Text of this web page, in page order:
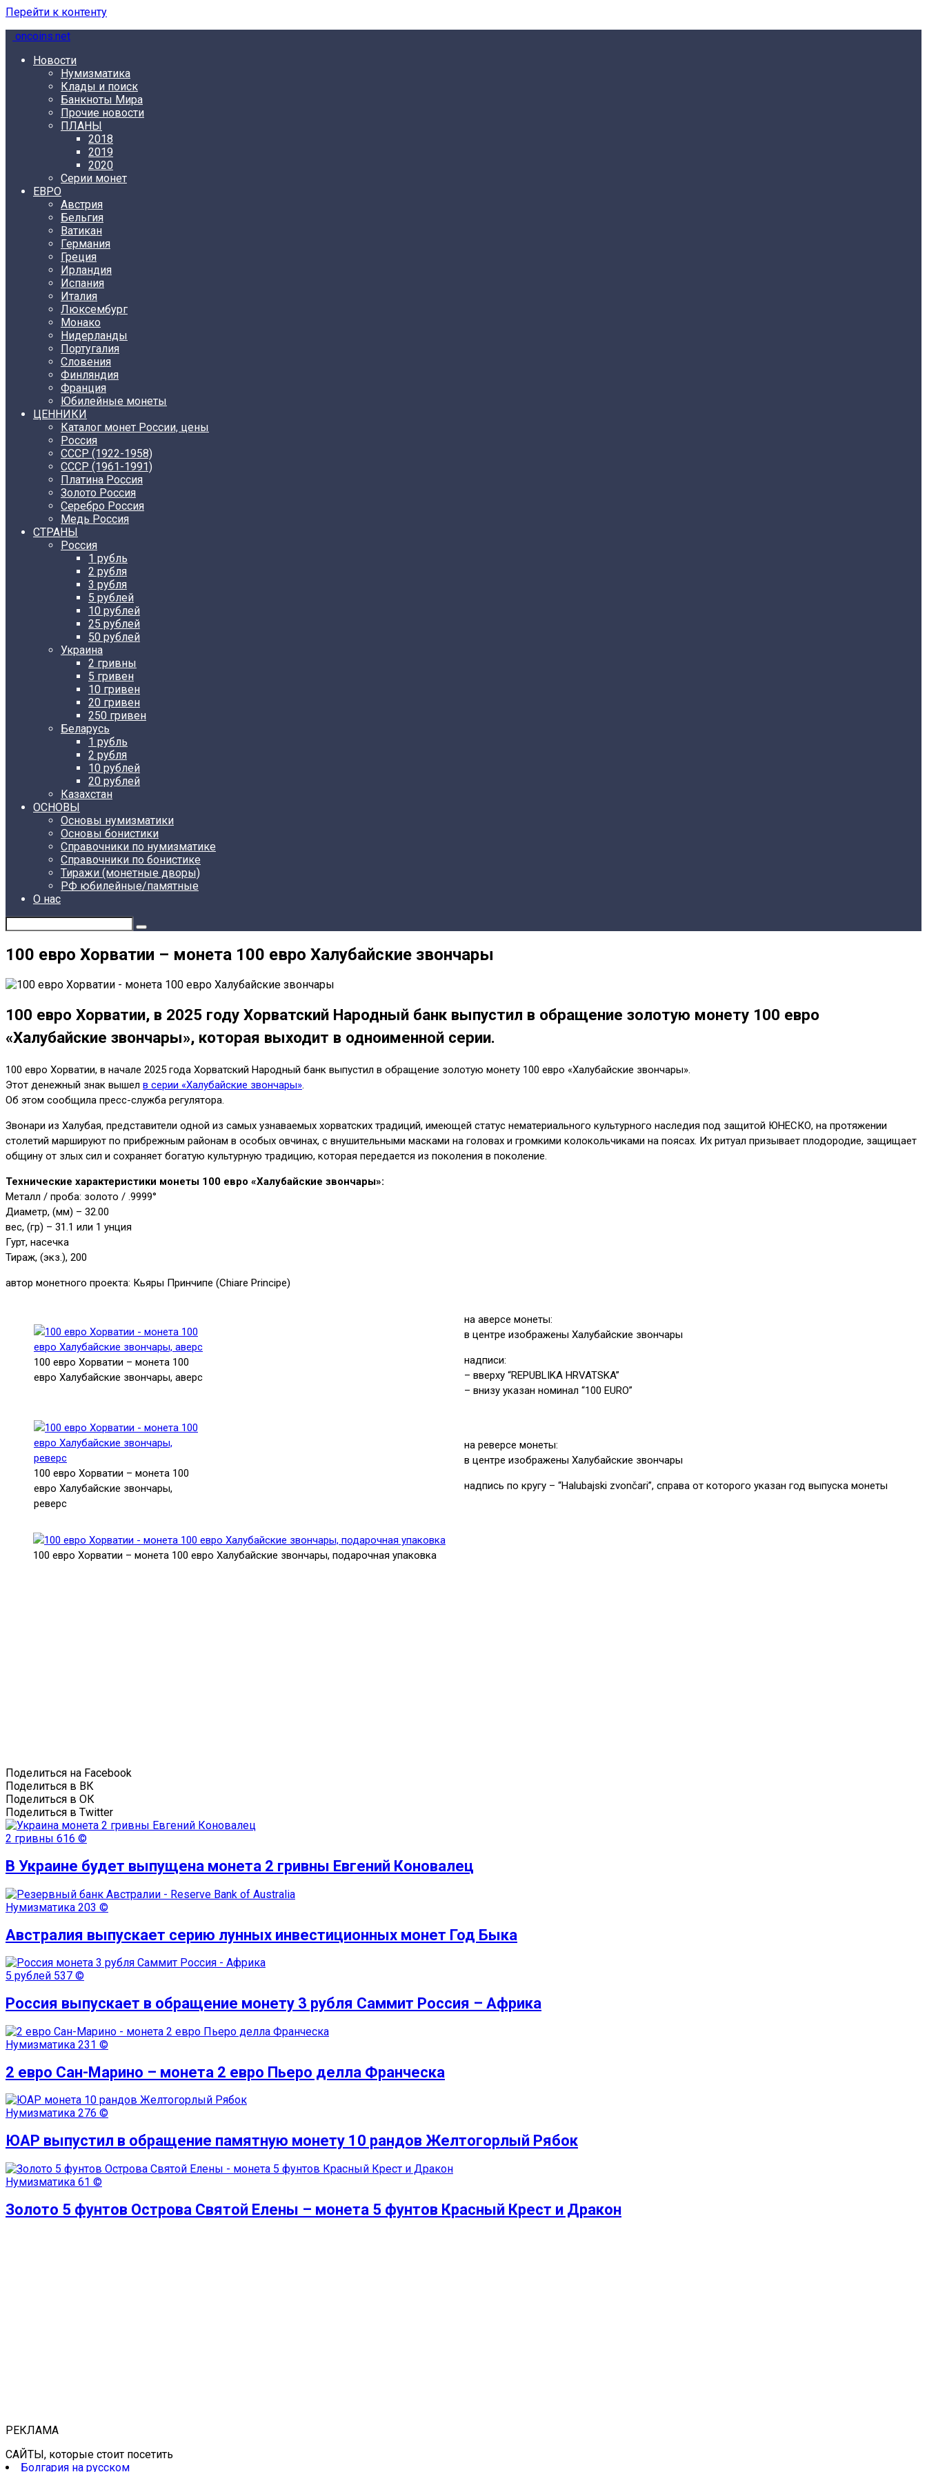
Перейти к контенту
oncoins.net
Новости
Нумизматика
Клады и поиск
Банкноты Мира
Прочие новости
ПЛАНЫ
2018
2019
2020
Серии монет
ЕВРО
Австрия
Бельгия
Ватикан
Германия
Греция
Ирландия
Испания
Италия
Люксембург
Монако
Нидерланды
Португалия
Словения
Финляндия
Франция
Юбилейные монеты
ЦЕННИКИ
Каталог монет России, цены
Россия
СССР (1922-1958)
CCCР (1961-1991)
Платина Россия
Золото Россия
Серебро Россия
Медь Россия
СТРАНЫ
Россия
1 рубль
2 рубля
3 рубля
5 рублей
10 рублей
25 рублей
50 рублей
Украина
2 гривны
5 гривен
10 гривен
20 гривен
250 гривен
Беларусь
1 рубль
2 рубля
10 рублей
20 рублей
Казахстан
ОСНОВЫ
Основы нумизматики
Основы бонистики
Справочники по нумизматике
Справочники по бонистике
Тиражи (монетные дворы)
РФ юбилейные/памятные
О нас
100 евро Хорватии – монета 100 евро Халубайские звончары
100 евро Хорватии, в 2025 году Хорватский Народный банк выпустил в обращение золотую монету 100 евро
«Халубайские звончары», которая выходит в одноименной серии.
100 евро Хорватии, в начале 2025 года Хорватский Народный банк выпустил в обращение золотую монету 100 евро «Халубайские звончары».
Этот денежный знак вышел в серии «Халубайские звончары».
Об этом сообщила пресс-служба регулятора.
Звонари из Халубая, представители одной из самых узнаваемых хорватских традиций, имеющей статус нематериального культурного наследия под защитой ЮНЕСКО, на протяжении
столетий маршируют по прибрежным районам в особых овчинах, с внушительными масками на головах и громкими колокольчиками на поясах. Их ритуал призывает плодородие, защищает
общину от злых сил и сохраняет богатую культурную традицию, которая передается из поколения в поколение.
Технические характеристики монеты 100 евро «Халубайские звончары»:
Металл / проба: золото / .9999°
Диаметр, (мм) – 32.00
вес, (гр) – 31.1 или 1 унция
Гурт, насечка
Тираж, (экз.), 200
автор монетного проекта: Кьяры Принчипе (Chiare Principe)
100 евро Хорватии – монета 100
евро Халубайские звончары, аверс
на аверсе монеты:
в центре изображены Халубайские звончары
надписи:
– вверху “REPUBLIKA HRVATSKA”
– внизу указан номинал “100 EURO”
100 евро Хорватии – монета 100
евро Халубайские звончары,
реверс
на реверсе монеты:
в центре изображены Халубайские звончары
надпись по кругу – “Halubajski zvončari”, справа от которого указан год выпуска монеты
100 евро Хорватии – монета 100 евро Халубайские звончары, подарочная упаковка
Поделиться на Facebook
Поделиться в ВК
Поделиться в ОК
Поделиться в Twitter
2 гривны 616 ©
В Украине будет выпущена монета 2 гривны Евгений Коновалец
Нумизматика 203 ©
Австралия выпускает серию лунных инвестиционных монет Год Быка
5 рублей 537 ©
Россия выпускает в обращение монету 3 рубля Саммит Россия – Африка
Нумизматика 231 ©
2 евро Сан-Марино – монета 2 евро Пьеро делла Франческа
Нумизматика 276 ©
ЮАР выпустил в обращение памятную монету 10 рандов Желтогорлый Рябок
Нумизматика 61 ©
Золото 5 фунтов Острова Святой Елены – монета 5 фунтов Красный Крест и Дракон
РЕКЛАМА
САЙТЫ, которые стоит посетить
Болгария на русском